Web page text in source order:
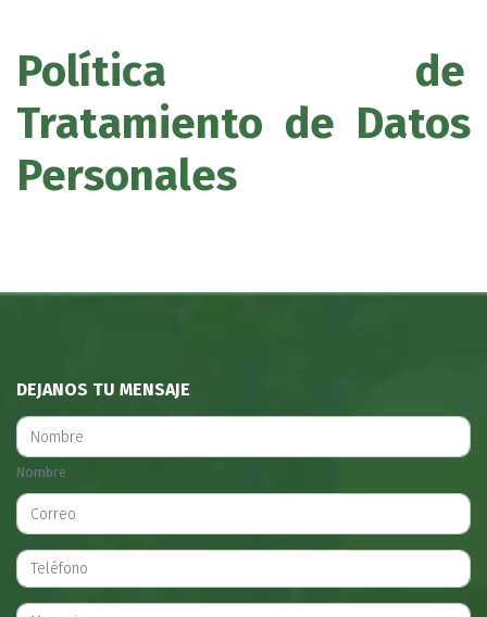
Política de
Tratamiento de Datos
Personales
DEJANOS TU MENSAJE
Nombre